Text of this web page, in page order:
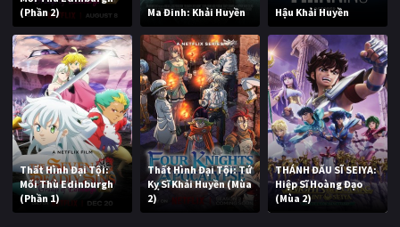
(Phần 2)
Ma Đinh: Khải Huyền Hậu Khải Huyền
Thất Hình Đại Tội:
Mối Thù Edinburgh
(Phần 1)
Thất Hình Đại Tội: Tứ
Kỵ Sĩ Khải Huyền (Mùa
2)
THÁNH ĐẤU SĨ SEIYA:
Hiệp Sĩ Hoàng Đạo
(Mùa 2)